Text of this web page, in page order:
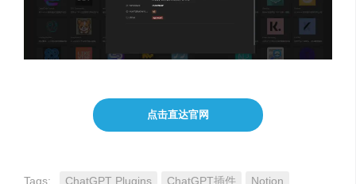
点击直达官网
Tags: ChatGPT Plugins ChatGPT插件 Notion